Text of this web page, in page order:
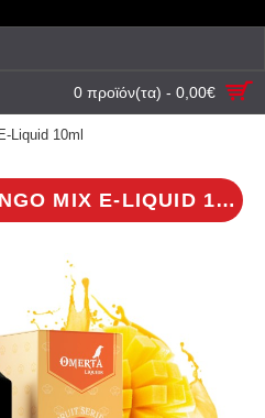
0 προϊόν(τα) - 0,00€
Liquid 10ml
GUSTO COOL MANGO MIX E-LIQUID 10ML